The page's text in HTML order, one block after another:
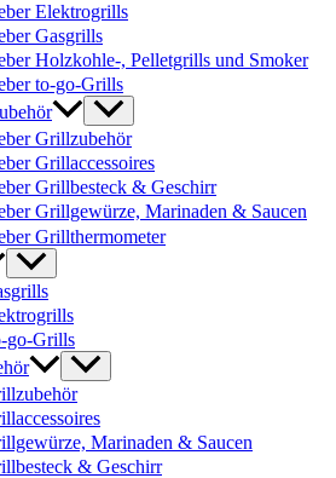
Elektrogrills
Gasgrills
Holzkohle-, Pelletgrills und Smoker
to-go-Grills
Grillzubehör
Grillaccessoires
Grillbesteck & Geschirr
Grillgewürze, Marinaden & Saucen
Grillthermometer
go-Grills
Marinaden & Saucen
& Geschirr